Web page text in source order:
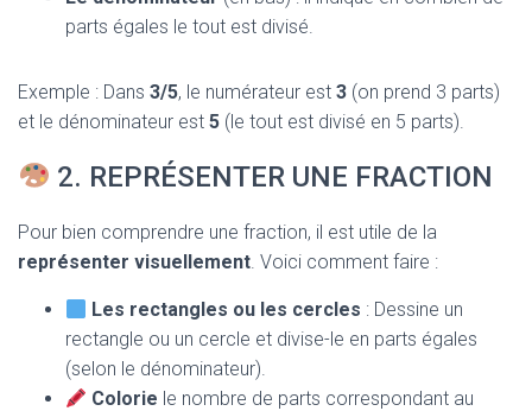
parts égales le tout est divisé.
Exemple : Dans 3/5, le numérateur est 3 (on prend 3 parts)
et le dénominateur est 5 (le tout est divisé en 5 parts).
2. REPRÉSENTER UNE FRACTION
Pour bien comprendre une fraction, il est utile de la
représenter visuellement. Voici comment faire :
Les rectangles ou les cercles : Dessine un
rectangle ou un cercle et divise-le en parts égales
(selon le dénominateur).
Colorie le nombre de parts correspondant au